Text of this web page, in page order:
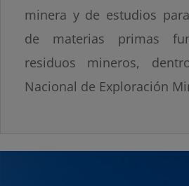
minera y de estudios
de materias primas
residuos mineros,
Nacional de Exploración